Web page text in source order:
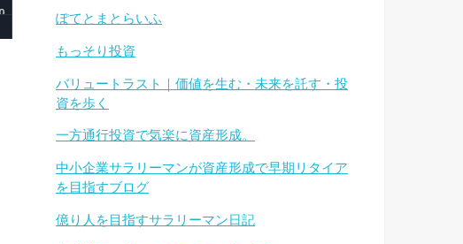
ぽてとまとらいふ
もっそり投資
バリュートラスト｜価値を生む・未来を託す・投
資を歩く
一方通行投資で気楽に資産形成。
中小企業サラリーマンが資産形成で早期リタイア
を目指すブログ
億り人を目指すサラリーマン日記